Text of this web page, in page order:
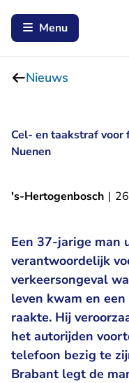
Menu
Nieuws
Cel- en taakstraf
Nuenen
's-Hertogenbosch |
Een 37-jarige man
verantwoordelijk
verkeersongeval
leven kwam en
raakte. Hij
het autorijden
telefoon bezig te
Brabant legt de